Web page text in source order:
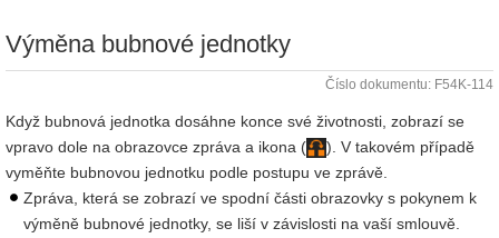
Výměna bubnové jednotky
Číslo dokumentu: F54K-114
Když bubnová jednotka dosáhne konce své životnosti, zobrazí se
vpravo dole na obrazovce zpráva a ikona (
). V takovém případě
vyměňte bubnovou jednotku podle postupu ve zprávě.
Zpráva, která se zobrazí ve spodní části obrazovky s pokynem k
výměně bubnové jednotky, se liší v závislosti na vaší smlouvě.